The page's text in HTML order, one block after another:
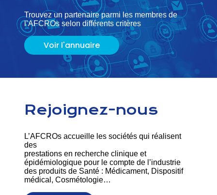
Trouvez un partenaire parmi les membres de
l’AFCROs selon différents critères
Voir l'annuaire
Rejoignez-nous
L’AFCROs accueille les sociétés qui réalisent
des
prestations en recherche clinique et
épidémiologique pour le compte de l’industrie
des produits de Santé : Médicament, Dispositif
médical, Cosmétologie…